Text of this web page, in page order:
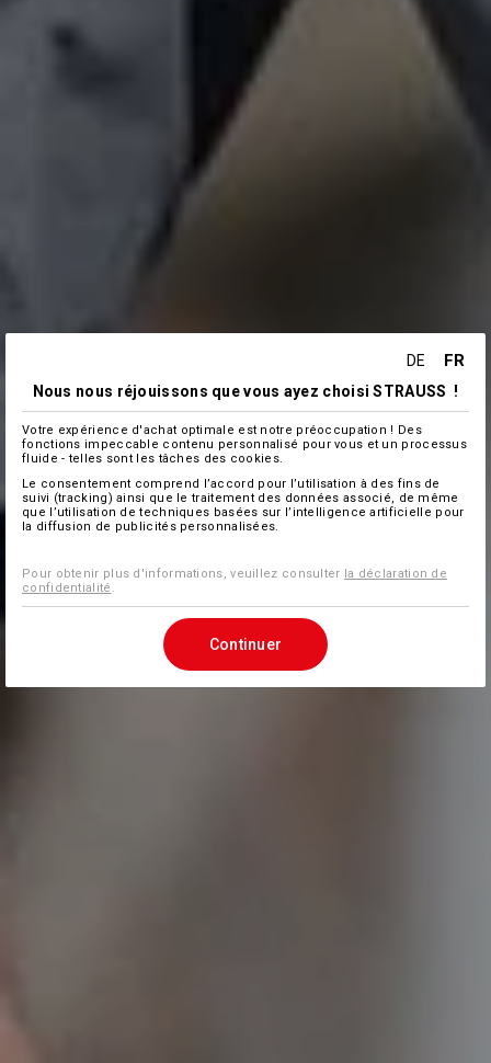
DE FR
Nous nous réjouissons que vous ayez choisi STRAUSS !
Votre expérience d'achat optimale est notre préoccupation ! Des
fonctions impeccable contenu personnalisé pour vous et un processus
fluide - telles sont les tâches des cookies.
Le consentement comprend l’accord pour l’utilisation à des fins de
suivi (tracking) ainsi que le traitement des données associé, de même
que l’utilisation de techniques basées sur l’intelligence artificielle pour
la diffusion de publicités personnalisées.
Pour obtenir plus d'informations, veuillez consulter la déclaration de
confidentialité
Continuer